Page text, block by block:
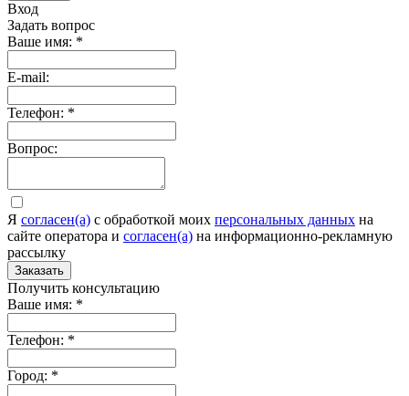
Вход
Задать вопрос
Ваше имя: *
E-mail:
Телефон: *
Вопрос:
Я согласен(а) c обработкой моих персональных данных на
сайте оператора и согласен(а) на информационно-рекламную
рассылку
Заказать
Получить консультацию
Ваше имя: *
Телефон: *
Город: *